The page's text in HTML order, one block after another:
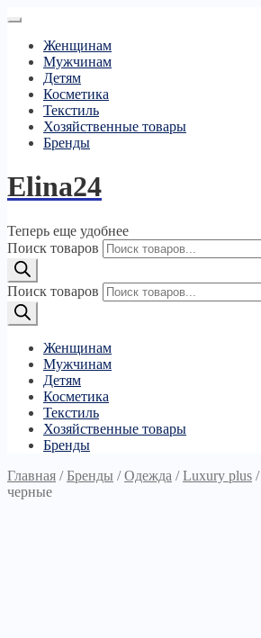
Женщинам
Мужчинам
Детям
Косметика
Текстиль
Хозяйственные товары
Бренды
Elina24
Теперь еще удобнее
Поиск товаров
Поиск товаров
Женщинам
Мужчинам
Детям
Косметика
Текстиль
Хозяйственные товары
Бренды
Главная /Бренды /Одежда /Luxury plus /
черные